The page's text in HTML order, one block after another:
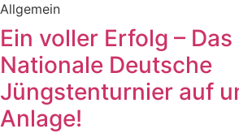
Allgemein
Ein voller Erfolg – Das
Nationale Deutsche
Jüngstenturnier auf
Anlage!